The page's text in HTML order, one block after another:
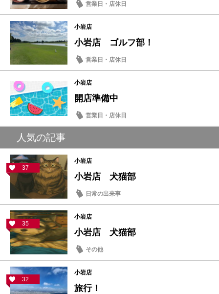
営業日・店休日
小岩店
小岩店 ゴルフ部！
営業日・店休日
小岩店
開店準備中
営業日・店休日
人気の記事
37
小岩店
小岩店 犬猫部
日常の出来事
35
小岩店
小岩店 犬猫部
その他
32
小岩店
旅行！